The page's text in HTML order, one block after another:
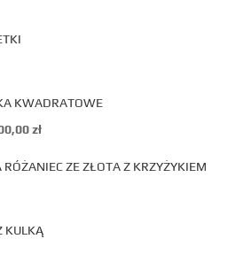
KWADRATOWE
zł
RÓŻANIEC ZE ZŁOTA Z KRZYŻYKIEM
KULKĄ